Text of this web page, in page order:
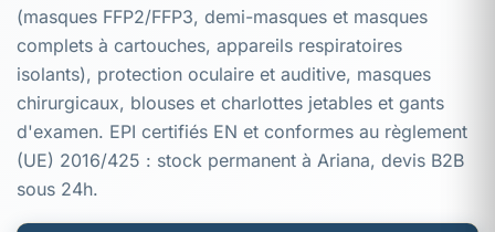
(masques FFP2/FFP3, demi-masques et masques
complets à cartouches, appareils respiratoires
isolants), protection oculaire et auditive, masques
chirurgicaux, blouses et charlottes jetables et gants
d'examen. EPI certifiés EN et conformes au règlement
(UE) 2016/425 : stock permanent à Ariana, devis B2B
sous 24h.